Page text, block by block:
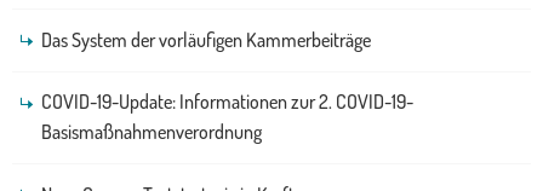
Das System der vorläufigen Kammerbeiträge
COVID-19-Update: Informationen zur 2. COVID-19-
Basismaßnahmenverordnung